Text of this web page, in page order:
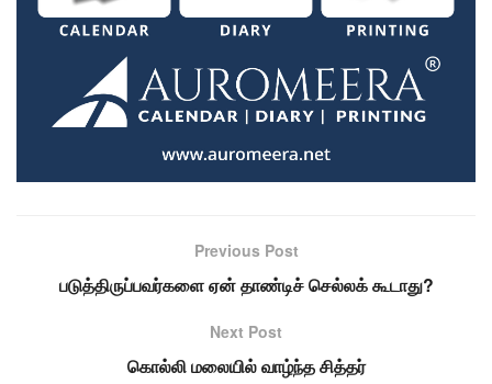
Previous Post
படுத்திருப்பவர்களை ஏன் தாண்டிச் செல்லக் கூடாது?
Next Post
கொல்லி மலையில் வாழ்ந்த சித்தர்